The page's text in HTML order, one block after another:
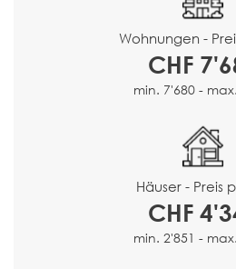
Wohnungen -
CHF
min. 7'680 -
Häuser - Preis
CHF
min. 2'851 -